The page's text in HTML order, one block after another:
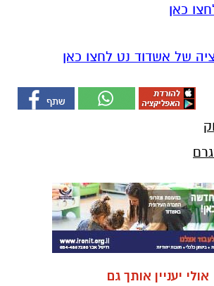
של אשדוד נט לחצו כאן
אולי יעניין אותך גם